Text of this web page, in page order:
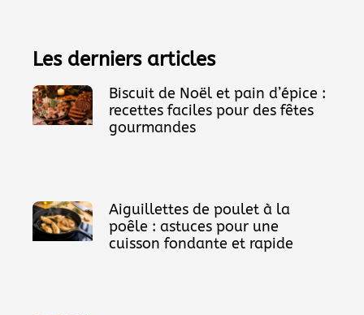
Les derniers articles
Biscuit de Noël et pain d’épice :
recettes faciles pour des fêtes
gourmandes
Aiguillettes de poulet à la
poêle : astuces pour une
cuisson fondante et rapide